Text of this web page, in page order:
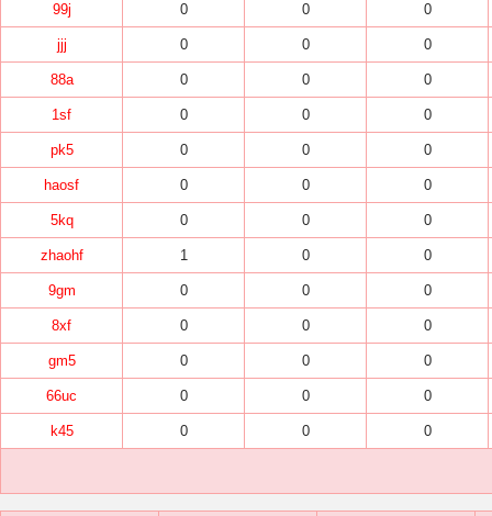
99j 0 0 0
jjj 0 0 0
88a 0 0 0
1sf 0 0 0
pk5 0 0 0
haosf 0 0 0
5kq 0 0 0
zhaohf 1 0 0
9gm 0 0 0
8xf 0 0 0
gm5 0 0 0
66uc 0 0 0
k45 0 0 0